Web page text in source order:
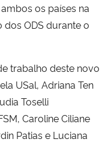
os países na
ODS durante o
trabalho deste novo
USal, Adriana Ten
Toselli
Caroline Ciliane
Patias e Luciana